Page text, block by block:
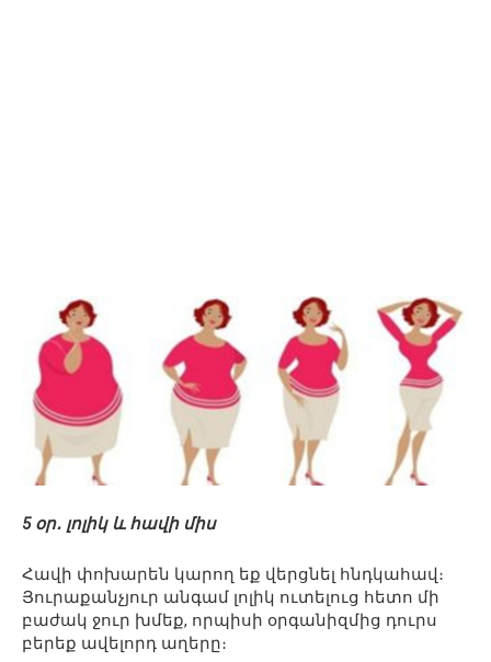
5 օր․ լոլիկ և հավի միս
Հավի փոխարեն կարող եք վերցնել հնդկահավ։
Յուրաքանչյուր անգամ լոլիկ ուտելուց հետո մի
բաժակ ջուր խմեք, որպիսի օրգանիզմից դուրս
բերեք ավելորդ աղերը։